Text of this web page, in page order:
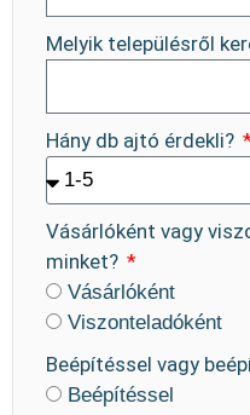
Melyik településről
Hány db ajtó érdekli?
Vásárlóként vagy
minket?
Vásárlóként
Viszonteladóként
Beépítéssel vagy
Beépítéssel